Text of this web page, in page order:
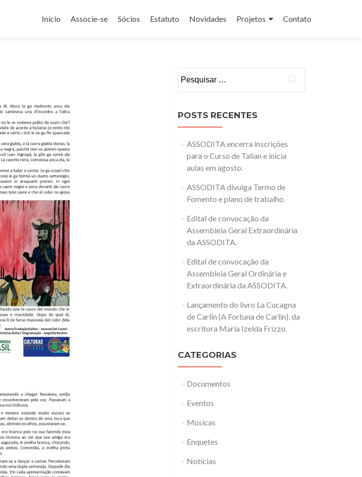
para
Início Associe-se Sócios Estatuto Novidades Projetos Contato
por:
POSTS RECENTES
ASSODITA encerra inscrições
para o Curso de Talian e inicia
aulas em agosto.
ASSODITA divulga Termo de
Fomento e plano de trabalho.
Edital de convocação da
Assembleia Geral Extraordinária
da ASSODITA.
Edital de convocação da
Assembleia Geral Ordinária e
Extraordinária da ASSODITA.
Lançamento do livro La Cucagna
de Carlin (A Fortuna de Carlin), da
escritora Maria Izelda Frizzo.
CATEGORIAS
Documentos
Eventos
Músicas
Enquetes
Notícias